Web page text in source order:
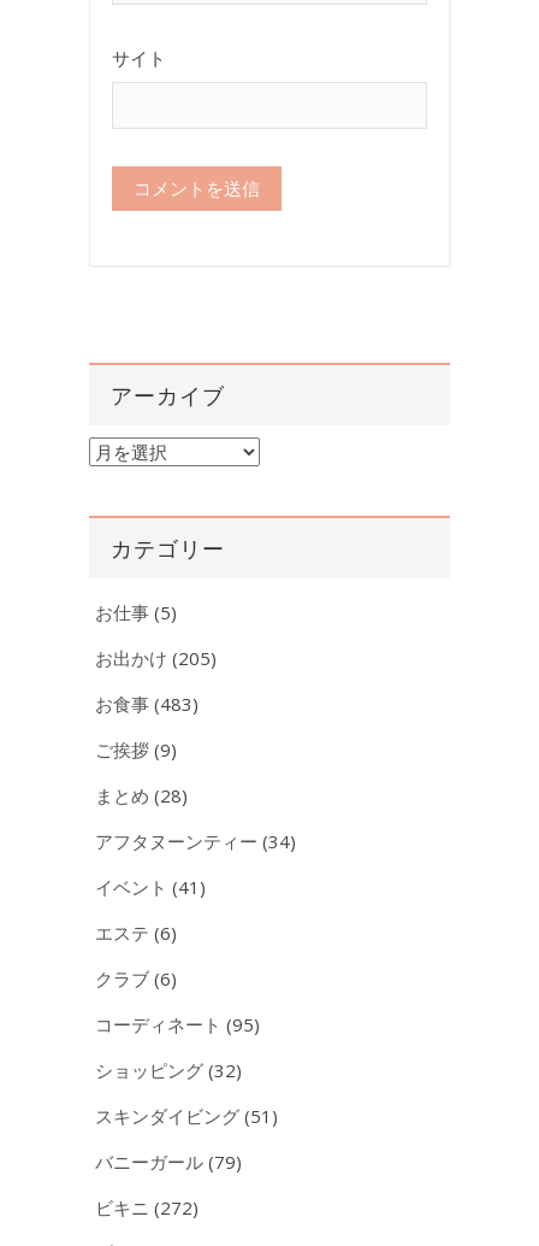
サイト
アーカイブ
ア
カ
カテゴリー
お仕事 (5)
お出かけ (205)
お食事 (483)
ご挨拶 (9)
まとめ (28)
アフタヌーンティー (34)
イベント (41)
エステ (6)
クラブ (6)
コーディネート (95)
ショッピング (32)
スキンダイビング (51)
バニーガール (79)
ビキニ (272)